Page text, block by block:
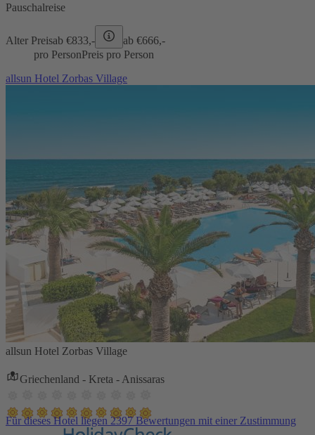
Pauschalreise
Alter Preisab €833,- ab €666,-
pro PersonPreis pro Person
allsun Hotel Zorbas Village
allsun Hotel Zorbas Village
Griechenland - Kreta - Anissaras
Für dieses Hotel liegen 2397 Bewertungen mit einer Zustimmung